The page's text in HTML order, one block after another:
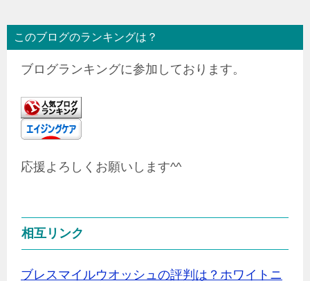
このブログのランキングは？
ブログランキングに参加しております。
応援よろしくお願いします^^
相互リンク
ブレスマイルウオッシュの評判は？ホワイトニ